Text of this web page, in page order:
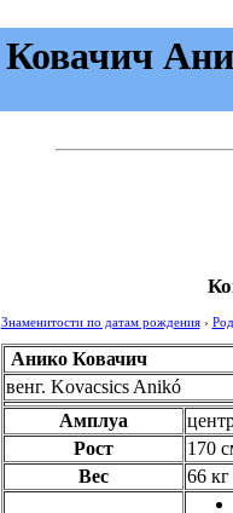
Ковачич
Знаменитости по датам рождения›
Анико Ковачич
венг. Kovacsics Anikó
Амплуа
Рост
170
Вес
66 кг